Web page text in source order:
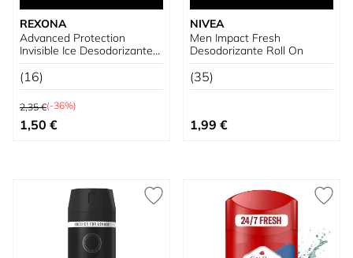
REXONA
Advanced Protection
Invisible Ice Desodorizante
Roll-On Men
(16)
Preço Normal
2,35 €(-36%)
Preço Especial
1,50 €
NIVEA
Men Impact Fresh
Desodorizante Roll On
(35)
1,99 €